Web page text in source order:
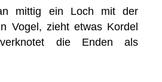
mittig ein Loch mit der
Vogel, zieht etwas Kordel
die Enden als